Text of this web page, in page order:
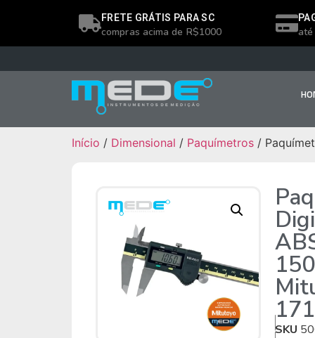
FRETE GRÁTIS PARA SC
compras acima de R$1000
Início / Dimensional / Paquímetros /
SKU